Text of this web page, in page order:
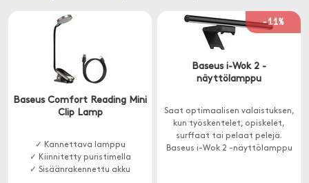
Baseus Comfort Reading Mini
Clip Lamp
✓ Kannettava lamppu
✓ Kiinnitetty puristimella
✓ Sisäänrakennettu akku
-11%
Baseus i-Wok 2 -
näyttölamppu
Saat optimaalisen valaistuksen,
kun työskentelet, opiskelet,
surffaat tai pelaat pelejä.
Baseus i-Wok 2 -näyttölamppu